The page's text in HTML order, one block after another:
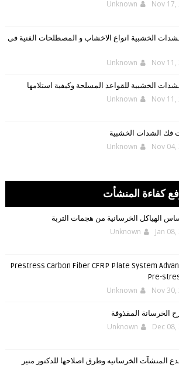
Unknown Nov 17,
الخشبية انواع الاخشاب و المصطلحات الفنية فى
Unknown Nov 11,
الخشبية للقواعد المسلحة وكيفية استلامها
Unknown Nov 11,
فك الشدات الخشبية
Unknown Nov 04,
كفاءة المنشأت
الهياكل الخرسانية من هجمات التربة
Unknown Jan
Prestress Carbon Fiber CFRP Plate System
Pre-
Unknown Nov 30,
الخرسانة المقذوفة
Unknown Dec 08,
المنشآت الخرسانيه وطرق اصلاحها للدكتور منير